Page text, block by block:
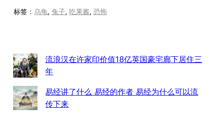
标签： 乌龟, 兔子, 吃果酱, 恐怖
流浪汉在许家印价值18亿英国豪宅廊下居住三
年
易经讲了什么 易经的作者 易经为什么可以流
传下来